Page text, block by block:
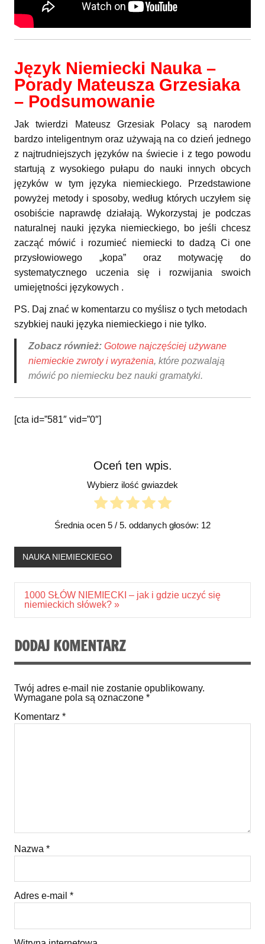
Język Niemiecki Nauka –
Porady Mateusza Grzesiaka
– Podsumowanie
Jak twierdzi Mateusz Grzesiak Polacy są narodem
bardzo inteligentnym oraz używają na co dzień jednego
z najtrudniejszych języków na świecie i z tego powodu
startują z wysokiego pułapu do nauki innych obcych
języków w tym języka niemieckiego. Przedstawione
powyżej metody i sposoby, według których uczyłem się
osobiście naprawdę działają. Wykorzystaj je podczas
naturalnej nauki języka niemieckiego, bo jeśli chcesz
zacząć mówić i rozumieć niemiecki to dadzą Ci one
przysłowiowego „kopa” oraz motywację do
systematycznego uczenia się i rozwijania swoich
umiejętności językowych .
PS. Daj znać w komentarzu co myślisz o tych metodach
szybkiej nauki języka niemieckiego i nie tylko.
Zobacz również: Gotowe najczęściej używane
niemieckie zwroty i wyrażenia, które pozwalają
mówić po niemiecku bez nauki gramatyki.
[cta id=”581″ vid=”0″]
Oceń ten wpis.
Wybierz ilość gwiazdek
Średnia ocen 5 / 5. oddanych głosów: 12
NAUKA NIEMIECKIEGO
Nawigacja
wpisu
1000 SŁÓW NIEMIECKI – jak i gdzie uczyć się
niemieckich słówek? »
DODAJ KOMENTARZ
Twój adres e-mail nie zostanie opublikowany.
Wymagane pola są oznaczone *
Komentarz *
Nazwa *
Adres e-mail *